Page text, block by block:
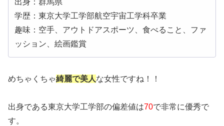
学歴：東京大学工学部航空宇宙工学科卒業
趣味：空手、アウトドアスポーツ、食べること、ファ
ッション、絵画鑑賞
めちゃくちゃ綺麗で美人な女性ですね！！
出身である東京大学工学部の偏差値は70で非常に優秀で
す。